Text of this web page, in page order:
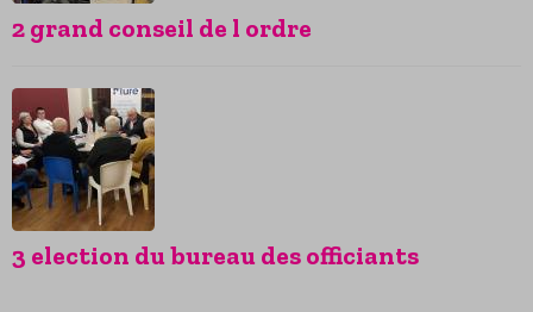
2 grand conseil de l ordre
3 election du bureau des officiants